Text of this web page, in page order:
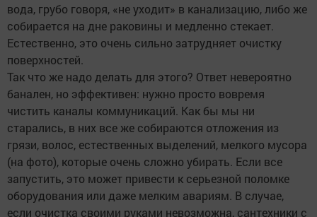
вода, грубо говоря, «не уходит» в канализацию, либо же
собирается на дне раковины и медленно стекает.
Естественно, это очень сильно затрудняет очистку
поверхностей.
Так что же надо делать для этого? Ответ невероятно
банален, но эффективен: нужно просто вовремя
чистить каналы коммуникаций. Как бы мы ни
старались, в них все же собираются отложения из
грязи, волос, естественных выделений, мелкого мусора
(на фото), которые очень сложно убирать. Если все
запустить, это может привести к серьезной поломке
оборудования или даже мелким авариям. В случае,
если очистка своими руками невозможна, сантехники с